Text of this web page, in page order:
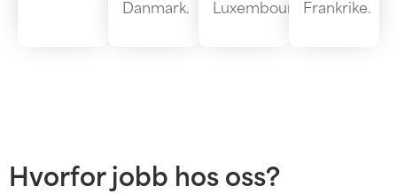
Danmark.
Luxembourg.Frankrike.
Hvorfor jobb hos oss?